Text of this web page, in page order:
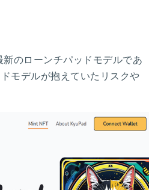
のローンチパッドモデルであ
モデルが抱えていたリスクや